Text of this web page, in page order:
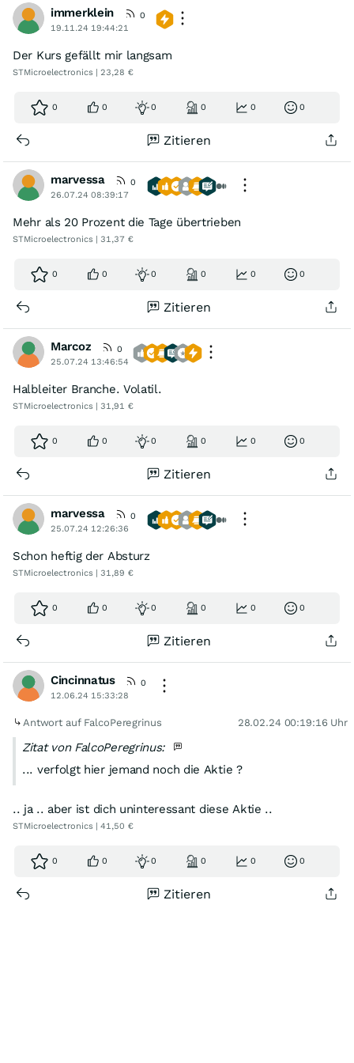
immerklein
0
19.11.24 19:44:21
Der Kurs gefällt mir langsam
STMicroelectronics | 23,28 €
0 0 0 0 0 0
Zitieren
marvessa
0
26.07.24 08:39:17
Mehr als 20 Prozent die Tage übertrieben
STMicroelectronics | 31,37 €
0 0 0 0 0 0
Zitieren
Marcoz
0
25.07.24 13:46:54
Halbleiter Branche. Volatil.
STMicroelectronics | 31,91 €
0 0 0 0 0 0
Zitieren
marvessa
0
25.07.24 12:26:36
Schon heftig der Absturz
STMicroelectronics | 31,89 €
0 0 0 0 0 0
Zitieren
Cincinnatus
0
12.06.24 15:33:28
Antwort auf FalcoPeregrinus 28.02.24 00:19:16 Uhr
Zitat von FalcoPeregrinus:
... verfolgt hier jemand noch die Aktie ?
.. ja .. aber ist dich uninteressant diese Aktie ..
STMicroelectronics | 41,50 €
0 0 0 0 0 0
Zitieren